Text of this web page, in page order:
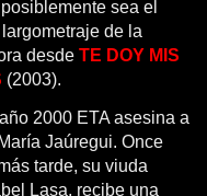
sea el
de la
desde TE DOY MIS
(2003).
2000 ETA asesina a
Jaúregui. Once
tarde, su viuda
Lasa, recibe una